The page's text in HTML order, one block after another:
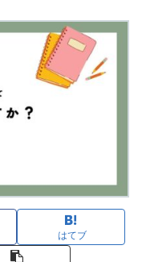
はてブ